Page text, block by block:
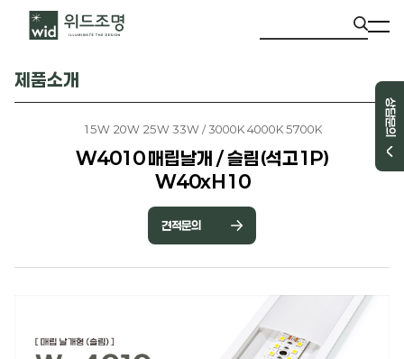
상담문의
제품소개
15W 20W 25W 33W / 3000K 4000K 5700K
W4010 매립날개 / 슬림(석고1P)
W40xH10
견적문의